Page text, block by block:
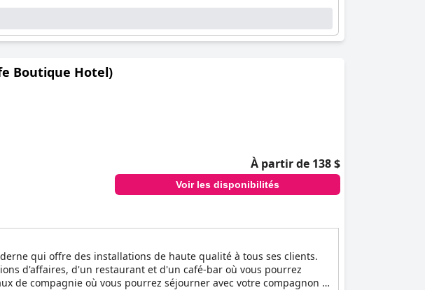
Boutique Hotel)
À partir de 138 $
Voir les disponibilités
qui offre des installations de haute qualité à tous ses clients.
d'affaires, d'un restaurant et d'un café-bar où vous pourrez
de compagnie où vous pourrez séjourner avec votre compagnon à